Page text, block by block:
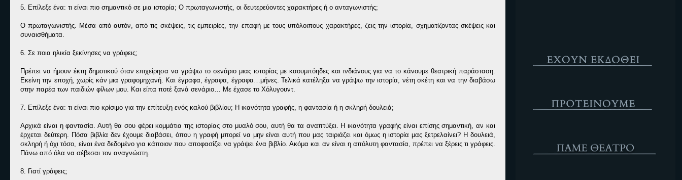
5. Επίλεξε ένα: τι είναι πιο σημαντικό σε μια ιστορία; Ο πρωταγωνιστής, οι δευτερεύοντες χαρακτήρες ή ο ανταγωνιστής;
Ο πρωταγωνιστής. Μέσα από αυτόν, από τις σκέψεις, τις εμπειρίες, την επαφή με τους υπόλοιπους χαρακτήρες, ζεις την ιστορία, σχηματίζοντας σκέψεις και
συναισθήματα.
6. Σε ποια ηλικία ξεκίνησες να γράφεις;
Πρέπει να ήμουν έκτη δημοτικού όταν επιχείρησα να γράψω το σενάριο μιας ιστορίας με καουμπόηδες και ινδιάνους για να το κάνουμε θεατρική παράσταση.
Εκείνη την εποχή, χωρίς κάν μια γραφομηχανή. Και έγραφα, έγραφα, έγραφα…μήνες. Τελικά κατέληξα να γράψω την ιστορία, νέτη σκέτη και να την διαβάσω
στην παρέα των παιδιών φίλων μου. Και είπα ποτέ ξανά σενάριο… Με έχασε το Χόλυγουντ.
7. Επίλεξε ένα: τι είναι πιο κρίσιμο για την επίτευξη ενός καλού βιβλίου; Η ικανότητα γραφής, η φαντασία ή η σκληρή δουλειά;
Αρχικά είναι η φαντασία. Αυτή θα σου φέρει κομμάτια της ιστορίας στο μυαλό σου, αυτή θα τα αναπτύξει. Η ικανότητα γραφής είναι επίσης σημαντική, αν και
έρχεται δεύτερη. Πόσα βιβλία δεν έχουμε διαβάσει, όπου η γραφή μπορεί να μην είναι αυτή που μας ταιριάζει και όμως η ιστορία μας ξετρελαίνει? Η δουλειά,
σκληρή ή όχι τόσο, είναι ένα δεδομένο για κάποιον που αποφασίζει να γράψει ένα βιβλίο. Ακόμα και αν είναι η απόλυτη φαντασία, πρέπει να ξέρεις τι γράφεις.
Πάνω από όλα να σέβεσαι τον αναγνώστη.
8. Γιατί γράφεις;